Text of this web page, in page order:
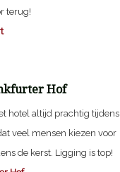
terug!
Hof
hotel altijd prachtig tijdens
veel mensen kiezen voor
de kerst. Ligging is top!